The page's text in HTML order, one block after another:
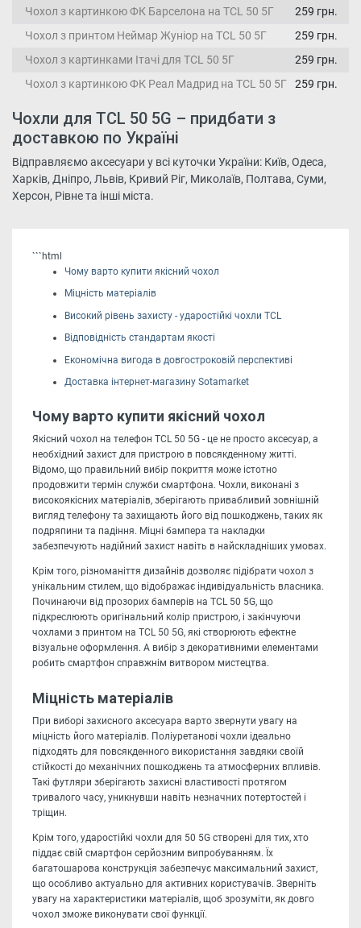
Чохол з картинкою ФК Барселона на TCL 50 5Г
259 грн.
Чохол з принтом Неймар Жуніор на TCL 50 5Г
259 грн.
Чохол з картинками Ітачі для TCL 50 5Г
259 грн.
Чохол з картинкою ФК Реал Мадрид на TCL 50 5Г
259 грн.
Чохли для TCL 50 5G – придбати з
доставкою по Україні
Відправляємо аксесуари у всі куточки України: Київ, Одеса,
Харків, Дніпро, Львів, Кривий Ріг, Миколаїв, Полтава, Суми,
Херсон, Рівне та інші міста.
```html
Чому варто купити якісний чохол
Міцність матеріалів
Високий рівень захисту - ударостійкі чохли TCL
Відповідність стандартам якості
Економічна вигода в довгостроковій перспективі
Доставка інтернет-магазину Sotamarket
Чому варто купити якісний чохол
Якісний чохол на телефон TCL 50 5G - це не просто аксесуар, а
необхідний захист для пристрою в повсякденному житті.
Відомо, що правильний вибір покриття може істотно
продовжити термін служби смартфона. Чохли, виконані з
високоякісних матеріалів, зберігають привабливий зовнішній
вигляд телефону та захищають його від пошкоджень, таких як
подряпини та падіння. Міцні бампера та накладки
забезпечують надійний захист навіть в найскладніших умовах.
Крім того, різноманіття дизайнів дозволяє підібрати чохол з
унікальним стилем, що відображає індивідуальність власника.
Починаючи від прозорих бамперів на TCL 50 5G, що
підкреслюють оригінальний колір пристрою, і закінчуючи
чохлами з принтом на TCL 50 5G, які створюють ефектне
візуальне оформлення. А вибір з декоративними елементами
робить смартфон справжнім витвором мистецтва.
Міцність матеріалів
При виборі захисного аксесуара варто звернути увагу на
міцність його матеріалів. Поліуретанові чохли ідеально
підходять для повсякденного використання завдяки своїй
стійкості до механічних пошкоджень та атмосферних впливів.
Такі футляри зберігають захисні властивості протягом
тривалого часу, уникнувши навіть незначних потертостей і
тріщин.
Крім того, ударостійкі чохли для 50 5G створені для тих, хто
піддає свій смартфон серйозним випробуванням. Їх
багатошарова конструкція забезпечує максимальний захист,
що особливо актуально для активних користувачів. Зверніть
увагу на характеристики матеріалів, щоб зрозуміти, як довго
чохол зможе виконувати свої функції.